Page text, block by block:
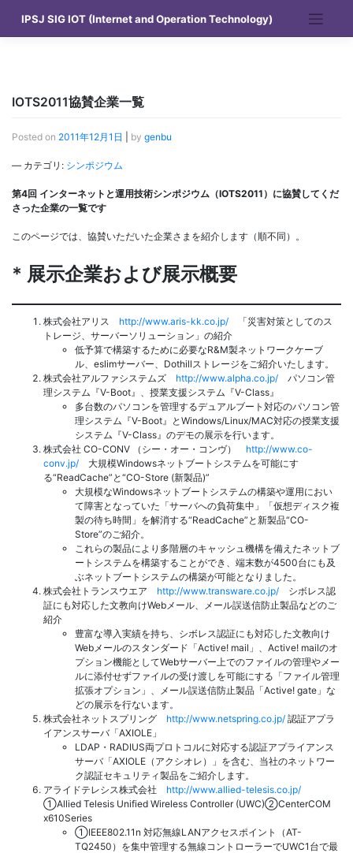
content
IPSJ SIG IOT (Internet and Operation Technology)
IOTS2011協賛企業一覧
Posted on 2011年12月1日 by genbu
— カテゴリ: シンポジウム
第4回 インターネットと運用技術シンポジウム（IOTS2011）に協賛してくだ
さった企業の一覧です
このページでは、協賛いただいた企業さまを紹介します（順不同）。
* 展示企業および展示概要
株式会社アリス http://www.aris-kk.co.jp/ 「災害対策としてのス
トレージ、サーバーソリューション」の紹介
低予算で構築するために必要なR&M製ネットワークケーブ
ル、eslimサーバー、Dothillストレージをご紹介いたします。
株式会社アルファシステムズ http://www.alpha.co.jp/ パソコン管
理システム『V-Boot』、授業支援システム『V-Class』
多台数のパソコンを管理するデュアルブート対応のパソコン管
理システム『V-Boot』とWindows/Linux/MAC対応の授業支援
システム『V-Class』のデモの展示を行います。
株式会社 CO-CONV （シー・オー・コンヴ） http://www.co-
conv.jp/ 大規模Windowsネットブートシステムを可能にす
る“ReadCache”と“CO-Store (新製品)”
大規模なWindowsネットブートシステムの構築や運用におい
て障害となっていた「サーバへの負荷集中」「仮想ディスク複
製の待ち時間」を解消する“ReadCache”と新製品“CO-
Store”のご紹介。
これらの製品により多階層のキャッシュ機構を備えたネットブ
ートシステムを構築することができ、端末数が4500台にも及
ぶネットブートシステムの構築が可能となりました。
株式会社トランスウエア http://www.transware.co.jp/ シボレス認
証にも対応した文教向けWebメール、メール誤送信防止製品などのご
紹介
豊富な導入実績を持ち、シボレス認証にも対応した文教向け
Webメールのスタンダード「Active! mail」、Active! mailのオ
プション機能としてWebサーバー上でのファイルの管理やメー
ルに添付せずファイルの受け渡しを可能にする「ファイル管理
拡張オプション」、メール誤送信防止製品「Active! gate」な
どの展示を行ないます。
株式会社ネットスプリング http://www.netspring.co.jp/ 認証アプラ
イアンスサーバ「AXIOLE」
LDAP・RADIUS両プロトコルに対応する認証アプライアンス
サーバ「AXIOLE（アクシオレ）」を含む、当社のネットワー
ク認証セキュリティ製品をご紹介します。
アライドテレシス株式会社 http://www.allied-telesis.co.jp/
①Allied Telesis Unified Wireless Controller (UWC)②CenterCOM
x610Series
①IEEE802.11n 対応無線LANアクセスポイント（AT-
TQ2450）を集中管理する無線コントローラーでUWC1台で最